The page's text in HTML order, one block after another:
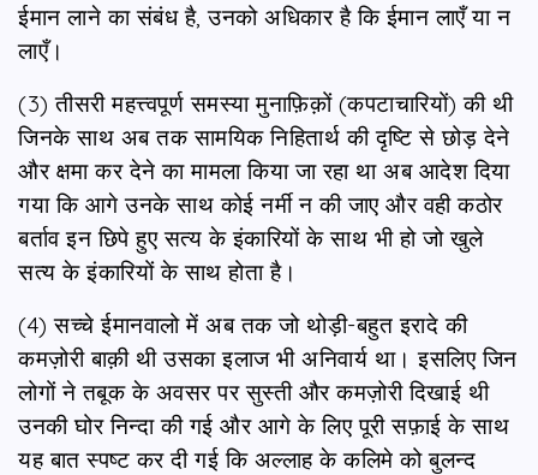
ईमान लाने का संबंध है, उनको अधिकार है कि ईमान लाएँ या न
लाएँ।
(3) तीसरी महत्त्वपूर्ण समस्या मुनाफ़िक़ों (कपटाचारियों) की थी
जिनके साथ अब तक सामयिक निहितार्थ की दृष्टि से छोड़ देने
और क्षमा कर देने का मामला किया जा रहा था अब आदेश दिया
गया कि आगे उनके साथ कोई नर्मी न की जाए और वही कठोर
बर्ताव इन छिपे हुए सत्य के इंकारियों के साथ भी हो जो खुले
सत्य के इंकारियों के साथ होता है।
(4) सच्चे ईमानवालो में अब तक जो थोड़ी-बहुत इरादे की
कमज़ोरी बाक़ी थी उसका इलाज भी अनिवार्य था। इसलिए जिन
लोगों ने तबूक के अवसर पर सुस्ती और कमज़ोरी दिखाई थी
उनकी घोर निन्दा की गई और आगे के लिए पूरी सफ़ाई के साथ
यह बात स्पष्ट कर दी गई कि अल्लाह के कलिमे को बुलन्द